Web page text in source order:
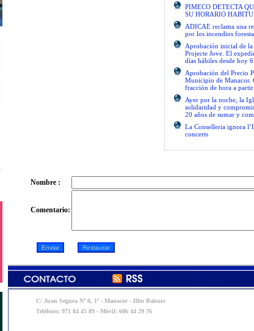
PIMECO DETECTA
SU HORARIO
ADICAE reclama una
por los incendios
Aprobación inicial de la
Projecte Jove. El
días hábiles desde hoy
Aprobación del Precio
Municipio de Manacor.
fracción de hora a partir
Ayer por la noche, la
solidaridad y
20 años de sumar y
La Conselleria ignora
concerts
Nombre :
Comentario:
C/ Juan Segura Nº 8, 1º - Manacor - Illes Balears
Teléfono: 971 84 45 89 - Móvil: 606 44 29 76